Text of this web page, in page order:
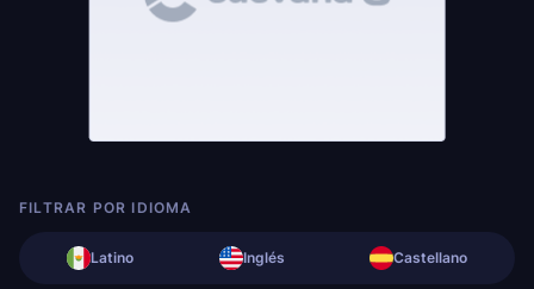
FILTRAR POR IDIOMA
Latino Inglés Castellano